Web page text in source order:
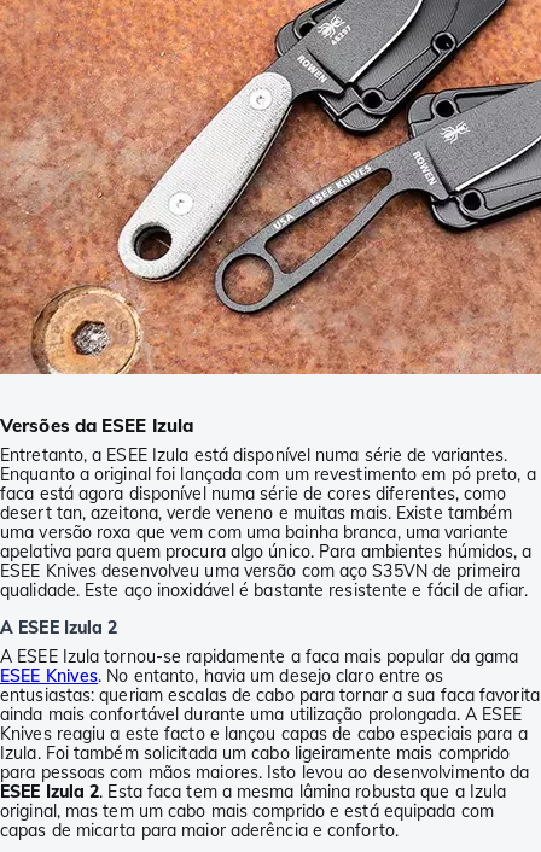
Versões da ESEE Izula
Entretanto, a ESEE Izula está disponível numa série de variantes.
Enquanto a original foi lançada com um revestimento em pó preto, a
faca está agora disponível numa série de cores diferentes, como
desert tan, azeitona, verde veneno e muitas mais. Existe também
uma versão roxa que vem com uma bainha branca, uma variante
apelativa para quem procura algo único. Para ambientes húmidos, a
ESEE Knives desenvolveu uma versão com aço S35VN de primeira
qualidade. Este aço inoxidável é bastante resistente e fácil de afiar.
A ESEE Izula 2
A ESEE Izula tornou-se rapidamente a faca mais popular da gama
ESEE Knives. No entanto, havia um desejo claro entre os
entusiastas: queriam escalas de cabo para tornar a sua faca favorita
ainda mais confortável durante uma utilização prolongada. A ESEE
Knives reagiu a este facto e lançou capas de cabo especiais para a
Izula. Foi também solicitada um cabo ligeiramente mais comprido
para pessoas com mãos maiores. Isto levou ao desenvolvimento da
ESEE Izula 2. Esta faca tem a mesma lâmina robusta que a Izula
original, mas tem um cabo mais comprido e está equipada com
capas de micarta para maior aderência e conforto.